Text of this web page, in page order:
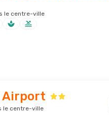
le centre-ville
Airport
le centre-ville